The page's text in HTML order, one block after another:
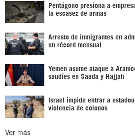
Pentágono presiona a
la escasez de armas
Arresto de inmigrantes en
un récord mensual
Yemen asume ataque a
saudíes en Saada y Hajjah
Israel impide entrar a
violencia de colonos
Ver más